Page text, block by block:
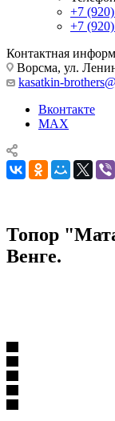
+7
+7
Контактная
Ворсма, ул.
kasatkin-
Вконтакте
MAX
Топор
Венге.